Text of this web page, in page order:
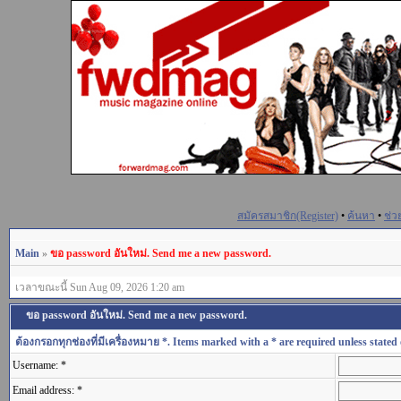
สมัครสมาชิก(Register) • ค้นหา • ช่ว
Main » ขอ password อันใหม่. Send me a new password.
เวลาขณะนี้ Sun Aug 09, 2026 1:20 am
ขอ password อันใหม่. Send me a new password.
ต้องกรอกทุกช่องที่มีเครื่องหมาย *. Items marked with a * are required unless stated
Username: *
Email address: *